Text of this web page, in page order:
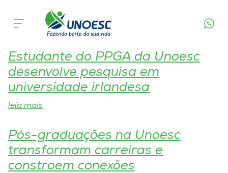
Cursos
Onde estamos
Pesquisa
Portal de Ensino
Tag: Carreira
Estudante do PPGA da Unoesc
desenvolve pesquisa em
universidade irlandesa
leia mais
Pós-graduações na Unoesc
transformam carreiras e
constroem conexões